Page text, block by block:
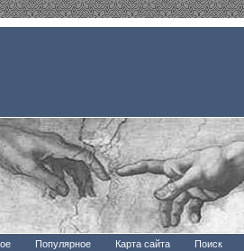
Популярное Карта сайта Поиск